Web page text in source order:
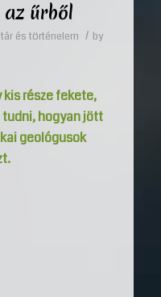
az űrből
és történelem / by
része fekete,
hogyan jött
geológusok